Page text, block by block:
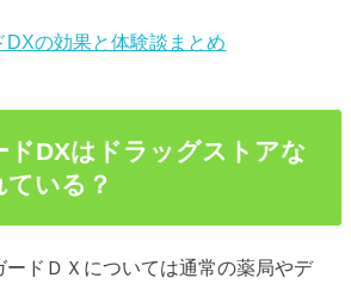
DXの効果と体験談まとめ
ドDXはドラッグストアな
いる？
ードＤＸについては通常の薬局やデ